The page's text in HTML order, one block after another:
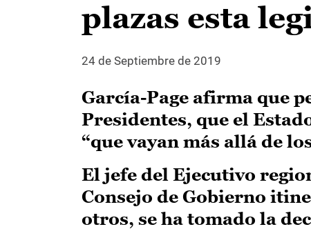
plazas esta
24 de Septiembre de 2019
García-Page afirma que
Presidentes, que el
“que vayan más allá de
El jefe del Ejecutivo
Consejo de Gobierno
otros, se ha tomado la